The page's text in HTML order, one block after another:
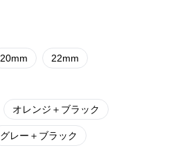
20mm 22mm
オレンジ＋ブラック
グレー＋ブラック